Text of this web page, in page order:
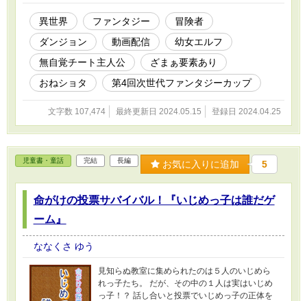
～） ・最強主人公がダンジョンでモンスター相手に無双（１章
～） ・美人な宿屋のおねーさんと楽しいデート♡（２章～） ・か
わいいエルフの歌い手少女とほのぼのコラボ♪（３章～） ・追放し
た相手に”ざまぁ”しちゃう！？（１章～） ※Ｒ１５のセルフレイテ
ィングは念のためです。それらを主眼にした作品ではありません。
※誤字脱字を発見された方へ 以下の近況ボードにてお知らせいた
だけると大変助かります.
https://www.alphapolis.co.jp/diary/view/209938
異世界 ファンタジー
冒険者
ダンジョン
動画配信
幼女エルフ
無自覚チート主人公
ざまぁ要素あり
おねショタ
第4回次世代ファンタジーカップ
文字数 107,474 最終更新日 2024.05.15 登録日 2024.04.25
児童書・童話 完結 長編 お気に入りに追加 5
命がけの投票サバイバル！『いじめっ子は誰だゲ
ーム』
ななくさ ゆう
見知らぬ教室に集められたのは５人のいじめら
れっ子たち。 だが、その中の１人は実はいじめ
っ子！？ 話し合いと投票でいじめっ子の正体を